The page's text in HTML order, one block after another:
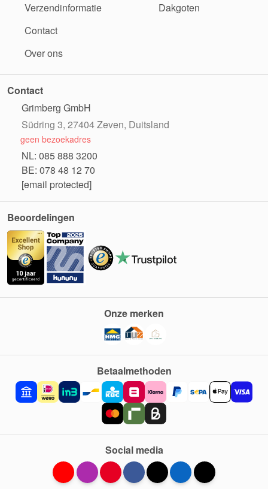
Verzendinformatie
Contact
Over ons
Dakgoten
Contact
Grimberg GmbH
Südring 3, 27404 Zeven, Duitsland
geen bezoekadres
NL: 085 888 3200
BE: 078 48 12 70
[email protected]
Beoordelingen
Betaalmethoden
Onze merken
Social media